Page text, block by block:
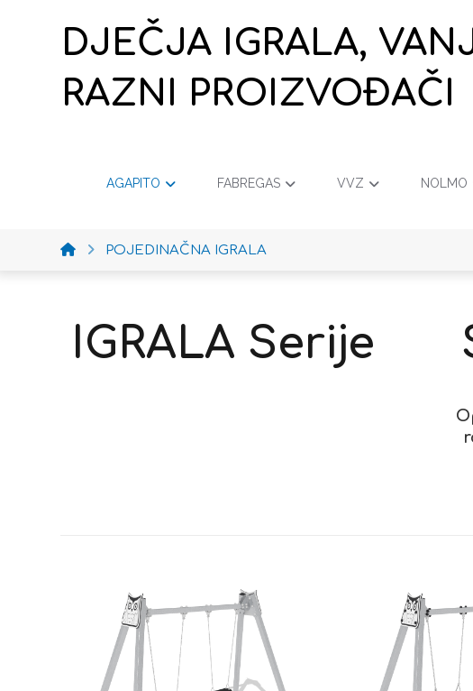
DJEČJA IGRALA,
RAZNI PROIZVOĐAČI
AGAPITO FABREGAS VVZ NOLMO
POJEDINAČNA IGRALA
IGRALA Serije